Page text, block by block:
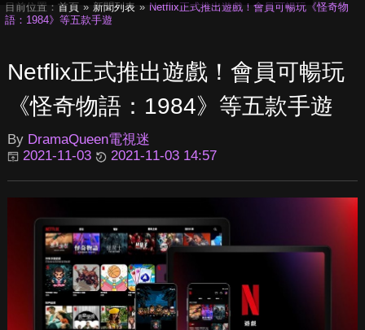
目前位置： 首頁 新聞列表
Netflix正式推出遊戲！會員可暢玩《怪奇物
語：1984》等五款手遊
Netflix正式推出遊戲！會員可暢玩
《怪奇物語：1984》等五款手遊
By DramaQueen電視迷
2021-11-03
2021-11-03 14:57